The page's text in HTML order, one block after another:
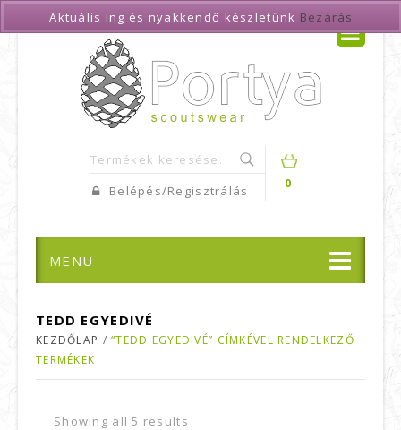
0
Belépés/Regisztrálás
MENU
TEDD EGYEDIVÉ
KEZDŐLAP /“TEDD EGYEDIVÉ” CÍMKÉVEL RENDELKEZŐ
TERMÉKEK
Showing all 5 results
Aktuális ing és nyakkendő készletünk Bezárás